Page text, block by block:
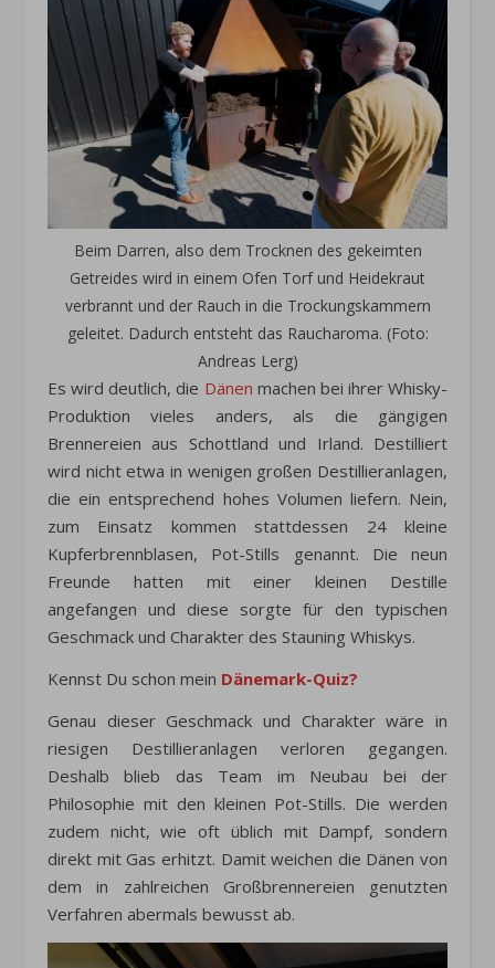
Beim Darren, also dem Trocknen des gekeimten
Getreides wird in einem Ofen Torf und Heidekraut
verbrannt und der Rauch in die Trockungskammern
geleitet. Dadurch entsteht das Raucharoma. (Foto:
Andreas Lerg)
Es wird deutlich, die Dänen machen bei ihrer Whisky-
Produktion vieles anders, als die gängigen
Brennereien aus Schottland und Irland. Destilliert
wird nicht etwa in wenigen großen Destillieranlagen,
die ein entsprechend hohes Volumen liefern. Nein,
zum Einsatz kommen stattdessen 24 kleine
Kupferbrennblasen, Pot-Stills genannt. Die neun
Freunde hatten mit einer kleinen Destille
angefangen und diese sorgte für den typischen
Geschmack und Charakter des Stauning Whiskys.
Kennst Du schon mein Dänemark-Quiz?
Genau dieser Geschmack und Charakter wäre in
riesigen Destillieranlagen verloren gegangen.
Deshalb blieb das Team im Neubau bei der
Philosophie mit den kleinen Pot-Stills. Die werden
zudem nicht, wie oft üblich mit Dampf, sondern
direkt mit Gas erhitzt. Damit weichen die Dänen von
dem in zahlreichen Großbrennereien genutzten
Verfahren abermals bewusst ab.